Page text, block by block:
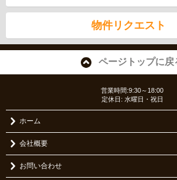
物件リクエスト
ページトップに戻
営業時間:9:30～18:00
定休日: 水曜日・祝日
ホーム
会社概要
お問い合わせ